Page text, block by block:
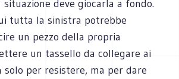
situazione deve giocarla a fondo.
tutta la sinistra potrebbe
un pezzo della propria
un tassello da collegare ai
per resistere, ma per dare